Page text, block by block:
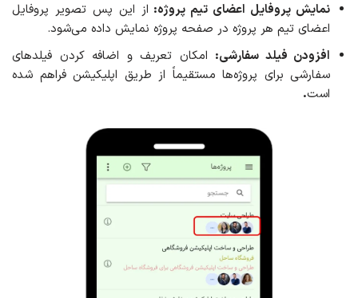
نمایش پروفایل اعضای تیم پروژه: از این پس تصویر پروفایل
اعضای تیم هر پروژه در صفحه پروژه نمایش داده می‌شود.
افزودن فیلد سفارشی: امکان تعریف و اضافه کردن فیلدهای
سفارشی برای پروژه‌ها مستقیماً از طریق اپلیکیشن فراهم شده
است.